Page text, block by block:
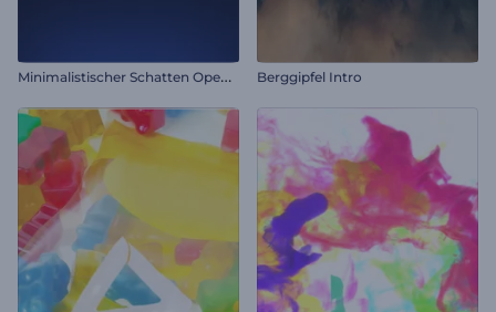
M
inimalistischer Schatten Opener Berggipfel Intro